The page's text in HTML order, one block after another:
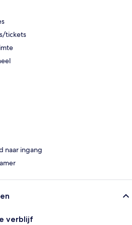
tickets
naar ingang
verblijf